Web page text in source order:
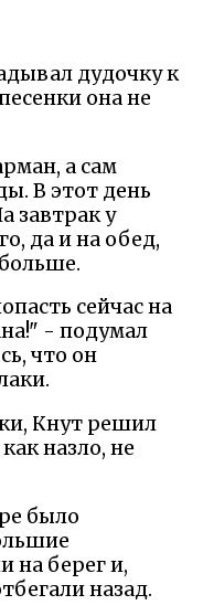
дудочку к
она не
а сам
В этот день
завтрак у
да и на обед,
сейчас на
- подумал
что он
Кнут решил
назло, не
было
на берег и,
назад.